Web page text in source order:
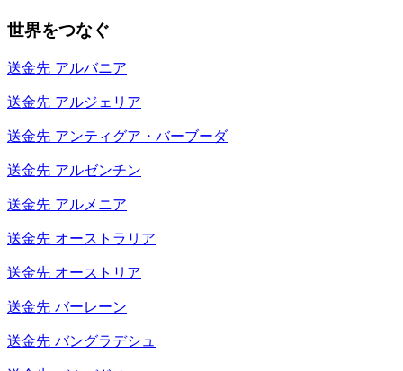
世界をつなぐ
送金先 アルバニア
送金先 アルジェリア
送金先 アンティグア・バーブーダ
送金先 アルゼンチン
送金先 アルメニア
送金先 オーストラリア
送金先 オーストリア
送金先 バーレーン
送金先 バングラデシュ